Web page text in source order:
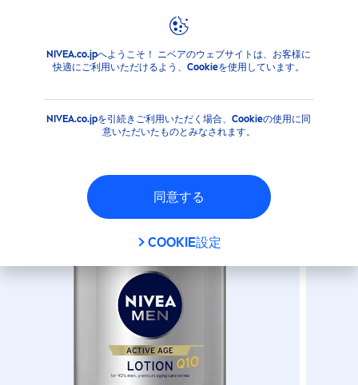
NIVEA.co.jpへようこそ！ ニベアのウェブサイトは、お客様に
快適にご利用いただけるよう、Cookieを使用しています。
NIVEA.co.jpを引続きご利用いただく場合、Cookieの使用に同
意いただいたものとみなされます。
同意する
COOKIE設定
商品 MEN フェイスケア ニベアメン アクティブエイ
ニベアメン アクティブエイジ
ローション